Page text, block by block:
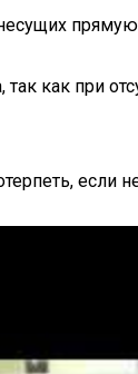
прямую
как при
если